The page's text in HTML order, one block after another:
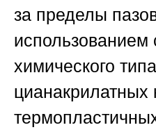
за пределы
использованием
химического
цианакрилатных